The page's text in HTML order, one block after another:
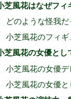
芝風花はなぜフィ
どのような怪我だ
小芝風花のフィ
芝風花の女優とし
小芝風花の女優
小芝風花の女優